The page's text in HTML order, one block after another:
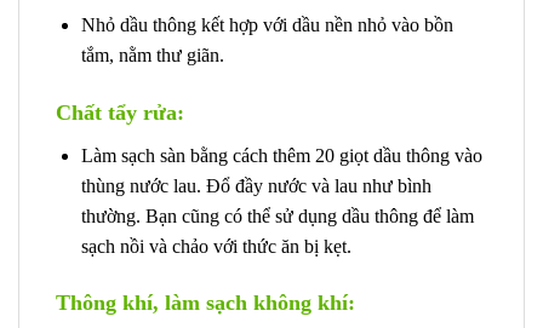
Nhỏ dầu thông kết hợp với dầu nền nhỏ vào bồn
tắm, nằm thư giãn.
Chất tẩy rửa:
Làm sạch sàn bằng cách thêm 20 giọt dầu thông vào
thùng nước lau. Đổ đầy nước và lau như bình
thường. Bạn cũng có thể sử dụng dầu thông để làm
sạch nồi và chảo với thức ăn bị kẹt.
Thông khí, làm sạch không khí: